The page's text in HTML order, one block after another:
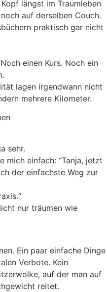
längst im Traumleben
auf derselben Couch.
praktisch gar nicht
einen Kurs. Noch ein
lagen irgendwann nicht
mehrere Kilometer.
sehr.
mich einfach: “Tanja, jetzt
der einfachste Weg zur
nur träumen wie
Ein paar einfache Dinge
Verbote. Kein
auf der man auf
reitet.